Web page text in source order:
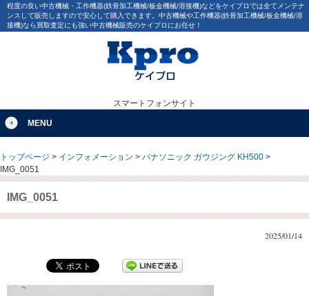
程度の良い中古機械・工作機器(鉄骨加工機械/板金機械/溶接機)などをケイプロでは全てメンテナ
ンスして販売しますので安心して購入できます。中古機械や工作機器(鉄骨加工機械/板金機械/溶
接機)なら買取査定にも強い中古機械販売のケイプロにお任せ！
スマートフォンサイト
MENU
トップページ > インフォメーション > パナソニック ガウジング KH500 >
IMG_0051
IMG_0051
2025/01/14